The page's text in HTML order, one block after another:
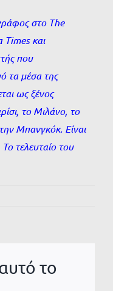
στο The
Times και
που
τα μέσα της
ως ξένος
το Μιλάνο, το
Μπανγκόκ. Είναι
τελευταίο του
το